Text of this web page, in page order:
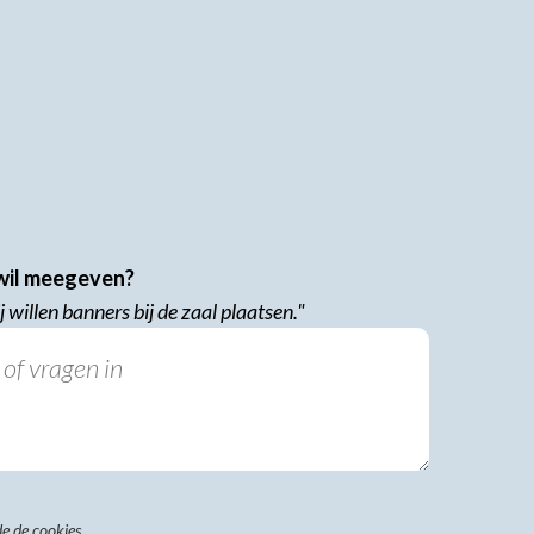
meegeven?
banners bij de zaal plaatsen."
de cookies.